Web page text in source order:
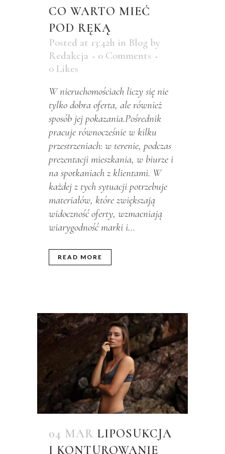
CO WARTO MIEĆ
POD RĘKĄ
Posted at 13:42h in Blog by
Redakcja
0 Comments
0 Likes
W nieruchomościach liczy się nie
tylko dobra oferta, ale również
sposób jej pokazania.Pośrednik
pracuje równocześnie w kilku
przestrzeniach: w terenie, podczas
prezentacji mieszkania, w biurze i
na spotkaniach z klientami. W
każdej z tych sytuacji potrzebuje
materiałów, które zwiększają
widoczność oferty, wzmacniają
wiarygodność marki i...
READ MORE
04 MAR LIPOSUKCJA
I KONTUROWANIE